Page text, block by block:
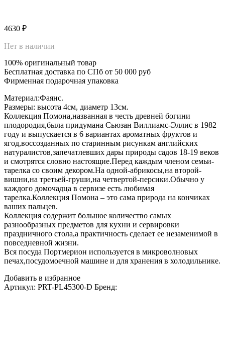
4630 ₽
Нет в наличии
100% оригинальный товар
Бесплатная доставка по СПб от 50 000 руб
Фирменная подарочная упаковка
Материал:Фаянс.
Размеры: высота 4см, диаметр 13см.
Коллекция Помона,названная в честь древней богини
плодородия,была придумана Сьюзан Виллиамс-Эллис в 1982
году и выпускается в 6 вариантах ароматных фруктов и
ягод,воссозданных по старинным рисункам английских
натуралистов,запечатлевших дары природы садов 18-19 веков
и смотрятся словно настоящие.Перед каждым членом семьи-
тарелка со своим декором.На одной-абрикосы,на второй-
вишни,на третьей-груши,на четвертой-персики.Обычно у
каждого домочадца в сервизе есть любимая
тарелка.Коллекция Помона – это сама природа на кончиках
ваших пальцев.
Коллекция содержит большое количество самых
разнообразных предметов для кухни и сервировки
праздничного стола,а практичность сделает ее незаменимой в
повседневной жизни.
Вся посуда Портмерион используется в микроволновых
печах,посудомоечной машине и для хранения в холодильнике.
Добавить в избранное
Артикул: PRT-PL45300-D Бренд: